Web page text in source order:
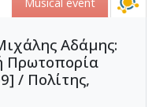
Αδάμης:
Πρωτοπορία
/ Πολίτης,